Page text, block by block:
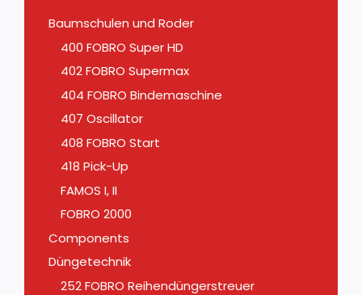
Baumschulen und Roder
400 FOBRO Super HD
402 FOBRO Supermax
404 FOBRO Bindemaschine
407 Oscillator
408 FOBRO Start
418 Pick-Up
FAMOS I, II
FOBRO 2000
Components
Düngetechnik
252 FOBRO Reihendüngerstreuer